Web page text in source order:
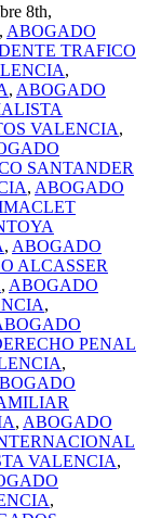
8th,
, ABOGADO
TRAFICO
,
, ABOGADO
VALENCIA,
SANTANDER
, ABOGADO
, ABOGADO
ALCASSER
, ABOGADO
,
PENAL
,
, ABOGADO
VALENCIA,
,